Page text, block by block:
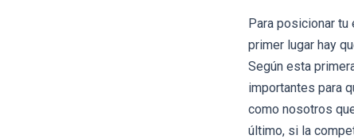
Para posicionar tu
primer lugar hay
Según esta
importantes para
como nosotros
último, si la